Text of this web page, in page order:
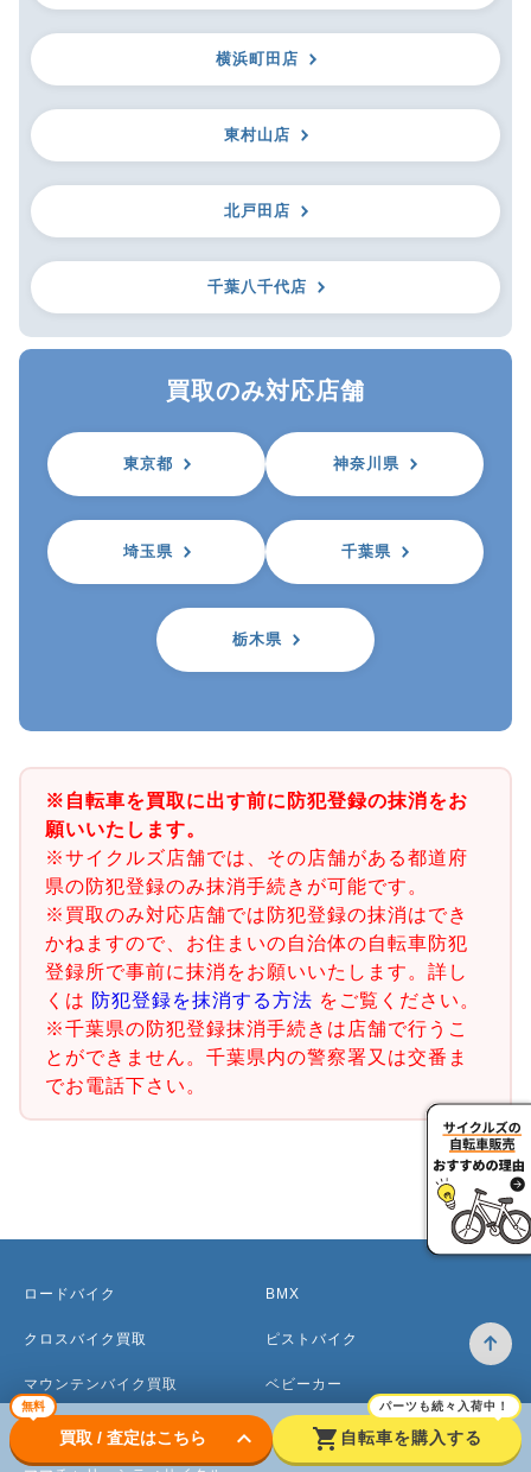
横浜町田店
東村山店
北戸田店
千葉八千代店
買取のみ対応店舗
東京都 神奈川県
埼玉県 千葉県
栃木県
※自転車を買取に出す前に防犯登録の抹消をお
願いいたします。
※サイクルズ店舗では、その店舗がある都道府
県の防犯登録のみ抹消手続きが可能です。
※買取のみ対応店舗では防犯登録の抹消はでき
かねますので、お住まいの自治体の自転車防犯
登録所で事前に抹消をお願いいたします。詳し
くは 防犯登録を抹消する方法 をご覧ください。
※千葉県の防犯登録抹消手続きは店舗で行うこ
とができません。千葉県内の警察署又は交番ま
でお電話下さい。
無料
買取 / 査定はこちら keyboard_arrow_down shopping_cart
パーツも続々入荷中！
自転車を購入する
ロードバイク
クロスバイク買取
マウンテンバイク買取
電動アシスト自転車
BMX
ピストバイク
ベビーカー